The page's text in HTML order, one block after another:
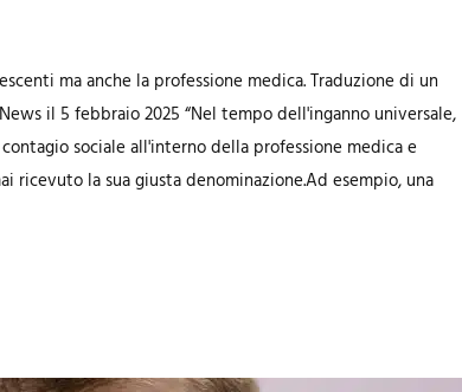
ma anche la professione medica. Traduzione di un
il 5 febbraio 2025 “Nel tempo dell'inganno universale,
sociale all'interno della professione medica e
la sua giusta denominazione.Ad esempio, una